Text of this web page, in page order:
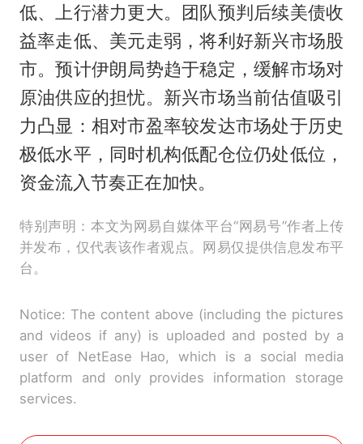
低、上行潜力更大。团队预判后续美债收
益率走低、美元走弱，将利好新兴市场股
市。预计伊朗局势趋于稳定，缓解市场对
原油供应的担忧。新兴市场当前估值吸引
力凸显：相对市盈率较发达市场处于历史
极低水平，同时机构低配仓位仍处低位，
资金流入节奏正在加快。
特别声明：本文为网易自媒体平台“网易号”作者上传
并发布，仅代表该作者观点。网易仅提供信息发布平
台。
Notice: The content above (including the pictures
and videos if any) is uploaded and posted by a
user of NetEase Hao, which is a social media
platform and only provides information storage
services.